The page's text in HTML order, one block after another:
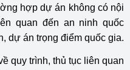
hợp dự án không có nội
quan đến an ninh quốc
dự án trọng điểm quốc gia.
quy trình, thủ tục liên quan